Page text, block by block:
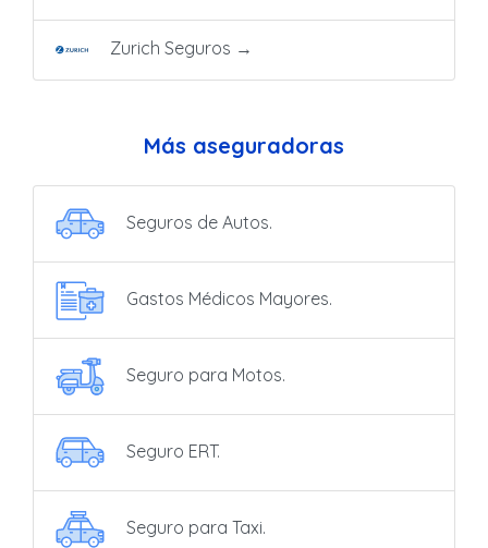
Zurich Seguros →
Más aseguradoras
Seguros de Autos.
Gastos Médicos Mayores.
Seguro para Motos.
Seguro ERT.
Seguro para Taxi.